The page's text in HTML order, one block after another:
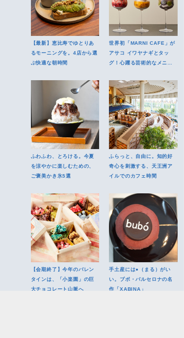
【最新】恵比寿でゆとりあ
るモーニングを。4店から選
ぶ快適な朝時間
世界初「MARNI CAFE」が
アサコ イワヤナギとタッ
グ！心躍る芸術的なメニュ
ふわふわ、とろける。今夏
を涼やかに楽しむための、
ご褒美かき氷5選
ふらっと、自由に。知的好
奇心を刺激する、天王洲ア
イルでのカフェ時間
【会期終了】今年のバレン
タインは、「小楽園」の巨
大チョコレート山脈へ
手土産には●（まる）がい
い。ブボ・バルセロナの名
作「XABINA」